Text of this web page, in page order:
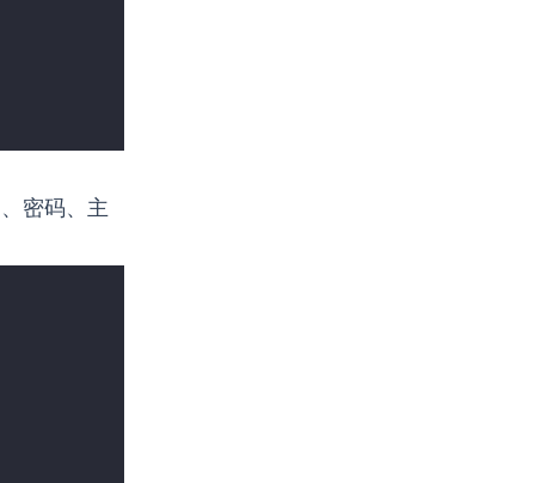
密码、主